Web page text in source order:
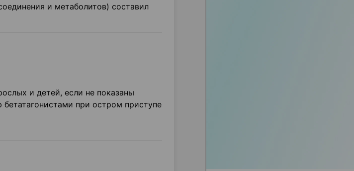
и метаболитов) составил
и детей, если не показаны
бетатагонистами при остром приступе